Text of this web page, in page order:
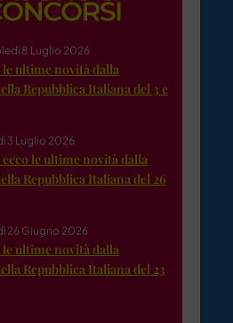
8 Luglio 2026
ultime novità dalla
Repubblica Italiana del 3 e
3 Luglio 2026
le ultime novità dalla
Repubblica Italiana del 26
26 Giugno 2026
ultime novità dalla
Repubblica Italiana del 23